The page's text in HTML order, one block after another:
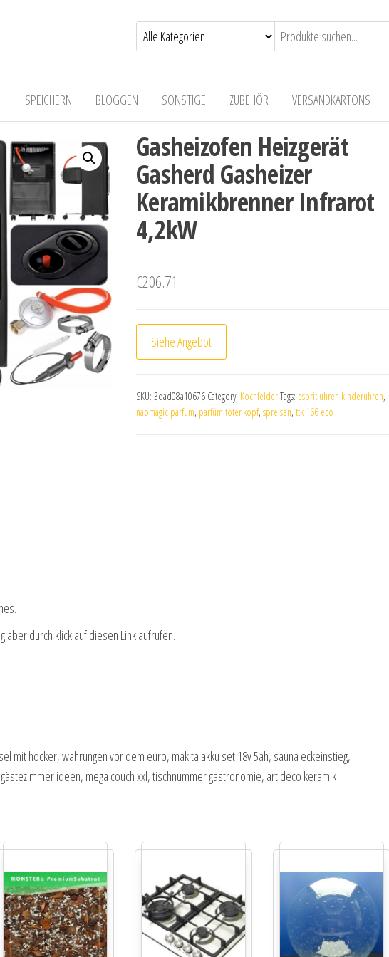
SPEICHERN BLOGGEN SONSTIGE ZUBEHÖR VERSANDKARTONS
Gasheizofen Heizgerät
Gasherd Gasheizer
Keramikbrenner Infrarot
4,2kW
€206.71
Siehe Angebot
SKU: 3dad08a10676 Category: KochfelderTags: esprit uhren kinderuhren,
naomagic parfum, parfüm totenkopf, spreisen, ttk 166 eco
durch klick auf diesen Link aufrufen.
mit hocker, währungen vor dem euro, makita akku set 18v 5ah, sauna eckeinstieg,
ideen, mega couch xxl, tischnummer gastronomie, art deco keramik